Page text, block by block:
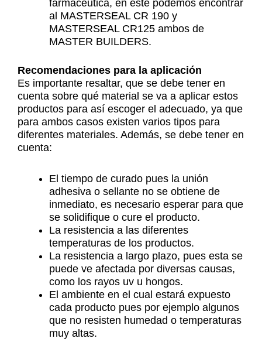
farmacéutica, en este podemos encontrar
al MASTERSEAL CR 190 y
MASTERSEAL CR125 ambos de
MASTER BUILDERS.
Recomendaciones para la aplicación
Es importante resaltar, que se debe tener en
cuenta sobre qué material se va a aplicar estos
productos para así escoger el adecuado, ya que
para ambos casos existen varios tipos para
diferentes materiales. Además, se debe tener en
cuenta:
El tiempo de curado pues la unión
adhesiva o sellante no se obtiene de
inmediato, es necesario esperar para que
se solidifique o cure el producto.
La resistencia a las diferentes
temperaturas de los productos.
La resistencia a largo plazo, pues esta se
puede ve afectada por diversas causas,
como los rayos uv u hongos.
El ambiente en el cual estará expuesto
cada producto pues por ejemplo algunos
que no resisten humedad o temperaturas
muy altas.